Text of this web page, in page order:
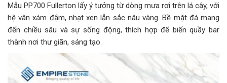
Mẫu PP700 Fullerton lấy ý tưởng từ dòng mưa rơi trên lá cây, với
hệ vân xám đậm, nhạt xen lẫn sắc nâu vàng. Bề mặt đá mang
đến chiều sâu và sự sống động, thích hợp để biến quầy bar
thành nơi thư giãn, sáng tạo.